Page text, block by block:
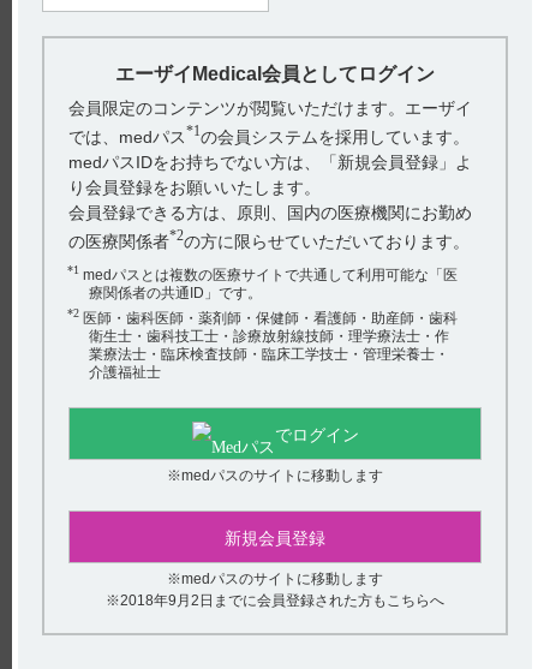
1）ケイツーカプセル5mg電子添文 2023年3月改訂（第1版）
18．薬効薬理 18．1作用機序
2）Stenflo J. et al.：Proc. Natl. Acad. Sci. USA, 1974；71（7）：
【更新年月】
2024年5月
電子添文には、作用機序に関する以下の記載があります。
18．薬効薬理
18．1作用機序（引用1）
2 2
VII、IX、X）の蛋白合成過程で、グルタミン酸残基が、生理
活性を有するγ－カルボキシグルタミン酸に変換する際のカル
ボキシル化反応に関与する。
は、正常プロトロンビン等の肝での合成を促進し、
用2）
【引用】
1）ケイツーカプセル5mg電子添文 2023年3月改訂（第1版）
18．薬効薬理 18．1作用機序
2）Stenflo J. et al.：Proc. Natl. Acad. Sci. USA, 1974；71（7）：
2730-2733 ［KY-0071］
エーザイMedical会員としてログイン
会員限定のコンテンツが閲覧いただけます。エーザイ
では、medパス*1の会員システムを採用しています。
medパスIDをお持ちでない方は、「新規会員登録」よ
り会員登録をお願いいたします。
会員登録できる方は、原則、国内の医療機関にお勤め
の医療関係者*2の方に限らせていただいております。
*1 medパスとは複数の医療サイトで共通して利用可能な「医
療関係者の共通ID」です。
*2 医師・歯科医師・薬剤師・保健師・看護師・助産師・歯科
衛生士・歯科技工士・診療放射線技師・理学療法士・作
業療法士・臨床検査技師・臨床工学技士・管理栄養士・
介護福祉士
でログイン
※medパスのサイトに移動します
新規会員登録
※medパスのサイトに移動します
※2018年9月2日までに会員登録された方もこちらへ